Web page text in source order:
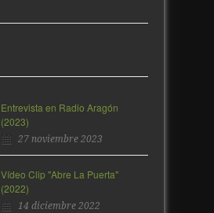
Entrevista en Radio Aragón
(2023)
27 noviembre 2023
Vídeo Clip "Abre La Puerta"
(2022)
14 diciembre 2022